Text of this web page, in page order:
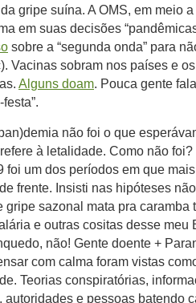
gripe suína. A OMS, em meio a
em suas decisões
sobre a “segunda onda” para
Vacinas sobram nos países e
Alguns doam. Pouca gente
não foi o que
à letalidade. Como não
foi um dos períodos em que
frente. Insisti nas hipóteses
gripe sazonal mata pra caramba
e outras cositas desse meu
não! Gente doente +
com calma foram vistas
Teorias conspiratórias,
e pessoas batendo